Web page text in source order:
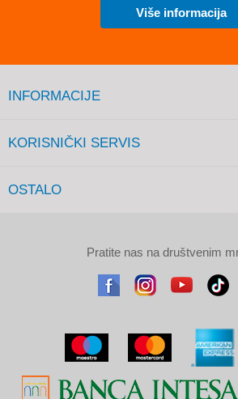
Više informacija
INFORMACIJE
KORISNIČKI SERVIS
OSTALO
Pratite nas na društvenim